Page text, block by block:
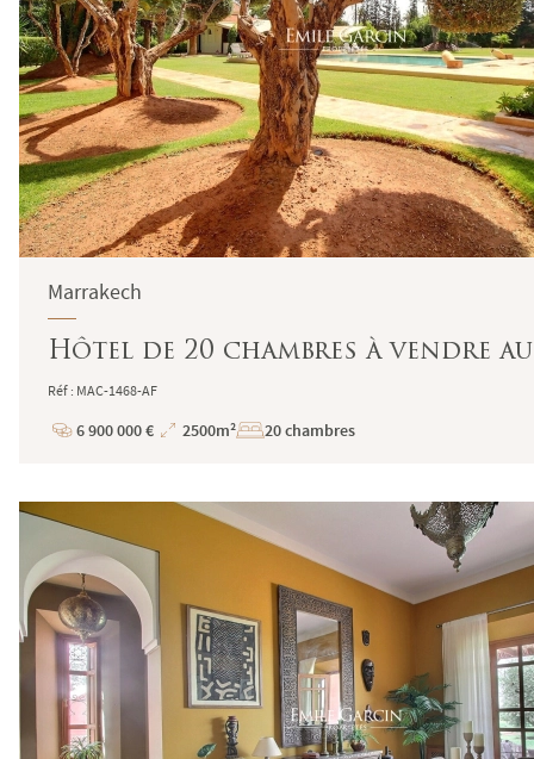
Marrakech
Hôtel de 20 chambres à vendre
Réf : MAC-1468-AF
Prix
6 900 000 €
Superficie
2500m² 20 chambres